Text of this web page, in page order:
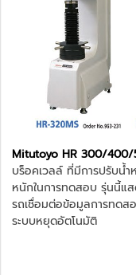
Mitutoyo HR 300/
บร็อคเวลล์ ที่มีการปรับน้
หนักในการทดสอบ รุ่นนี้แ
รถเชื่อมต่อข้อมูลการทด
ระบบหยุดอัตโนมัติ